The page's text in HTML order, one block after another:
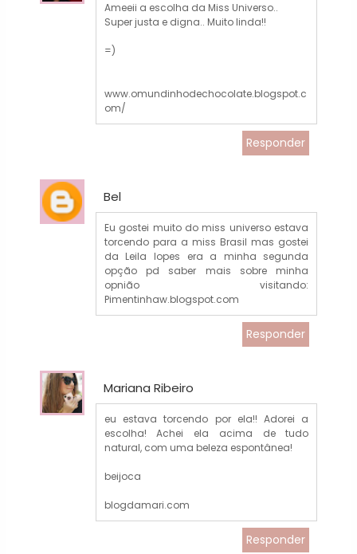
Ameeii a escolha da Miss Universo..
Super justa e digna.. Muito linda!!
=)
www.omundinhodechocolate.blogspot.c
om/
Responder
Bel
Eu gostei muito do miss universo estava
torcendo para a miss Brasil mas gostei
da Leila lopes era a minha segunda
opção pd saber mais sobre minha
opnião visitando:
Pimentinhaw.blogspot.com
Responder
Mariana Ribeiro
eu estava torcendo por ela!! Adorei a
escolha! Achei ela acima de tudo
natural, com uma beleza espontânea!
beijoca
blogdamari.com
Responder